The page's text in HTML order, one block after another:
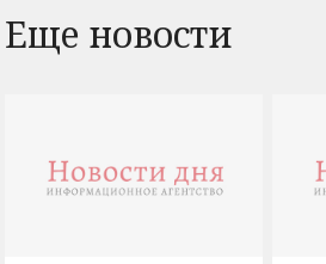
Еще новости